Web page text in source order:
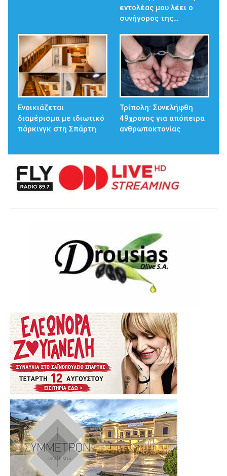
εντολέας μου λέει ο
συνήγορος της…
Ενοικιάζεται
διαμέρισμα με ιδιωτικό
πάρκινγκ στη Σπάρτη
Τρίπολη: Συνελήφθη
49χρονος για απόπειρα
ανθρωποκτονίας